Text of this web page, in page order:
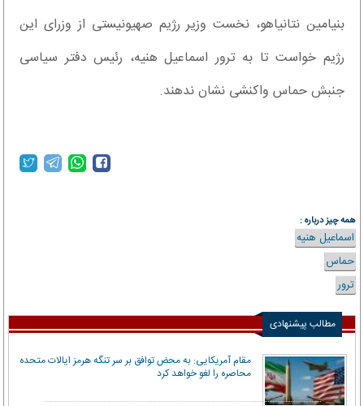
بنیامین نتانیاهو، نخست وزیر رژیم صهیونیستی از وزرای این
رژیم خواست تا به ترور اسماعیل هنیه، رئیس دفتر سیاسی
جنبش حماس واکنشی نشان ندهند.
همه چیز درباره :
اسماعیل هنیه
حماس
ترور
مطالب پیشنهادی
مقام آمریکایی: به محض توافق بر سر تنگه هرمز ایالات متحده
محاصره را لغو خواهد کرد